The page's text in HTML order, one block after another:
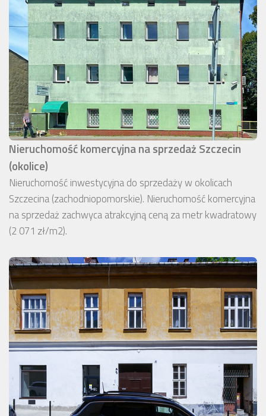
Nieruchomość komercyjna na sprzedaż Szczecin
(okolice)
Nieruchomość inwestycyjna do sprzedaży w okolicach
Szczecina (zachodniopomorskie). Nieruchomość komercyjna
na sprzedaż zachwyca atrakcyjną ceną za metr kwadratowy
(2 071 zł/m2).